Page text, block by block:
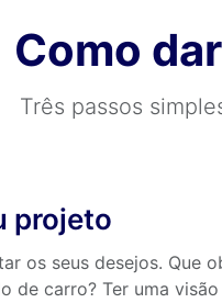
Como
Três passos
projeto
os seus desejos. Que
de carro? Ter uma